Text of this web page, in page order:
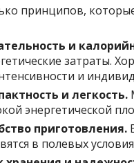
принципов,
и
затраты.
и
и легкость.
энергетической
приготовления.
в полевых